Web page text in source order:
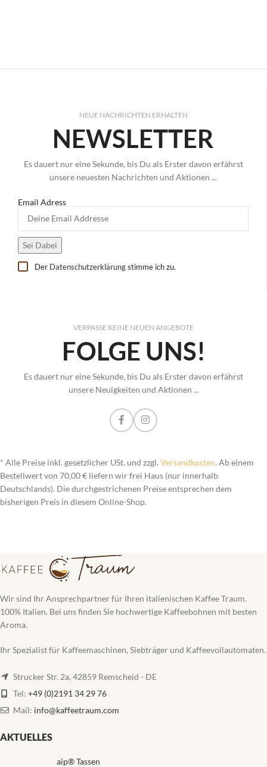
NEUE NACHRICHTEN ERHALTEN
NEWSLETTER
Es dauert nur eine Sekunde, bis Du als Erster davon erfährst
unsere neuesten Nachrichten und Aktionen ...
Email Adress
Der Datenschutzerklärungstimme ich zu.
VERPASSE KEINE NEUEN ANGEBOTE
FOLGE UNS!
Es dauert nur eine Sekunde, bis Du als Erster davon erfährst
unsere Neuigkeiten und Aktionen ...
* Alle Preise inkl. gesetzlicher USt. und zzgl. Versandkosten. Ab einem
Bestellwert von 70,00 € liefern wir frei Haus (nur innerhalb
Deutschlands). Die durchgestrichenen Preise entsprechen dem
bisherigen Preis in diesem Online-Shop.
Wir sind Ihr Ansprechpartner für Ihren italienischen Kaffee Traum.
100% Italien. Bei uns finden Sie hochwertige Kaffeebohnen mit besten
Aroma.
Ihr Spezialist für Kaffeemaschinen, Siebträger und Kaffeevollautomaten.
Strucker Str. 2a, 42859 Remscheid - DE
Tel: +49 (0)2191 34 29 76
Mail: info@kaffeetraum.com
AKTUELLES
aip® Tassen